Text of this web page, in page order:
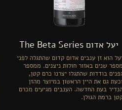
יעל אדום The Beta Series
הוא זן ענבים אדום קדום שהתגלה לפני
מספר שנים באזור חולות ניצנים. ממספר
בודדות שהתגלו יצרנו כרם קטן,
וכעת גם את היין הראשון במיוצר מהזן
בעת החדשה. הענבים מגיעים מכרם
ברמת הגולן.